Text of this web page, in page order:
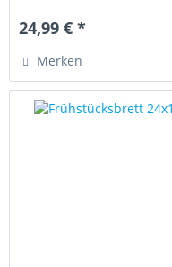
24,99 € *
Merken